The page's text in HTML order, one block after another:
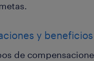
y beneficios
de